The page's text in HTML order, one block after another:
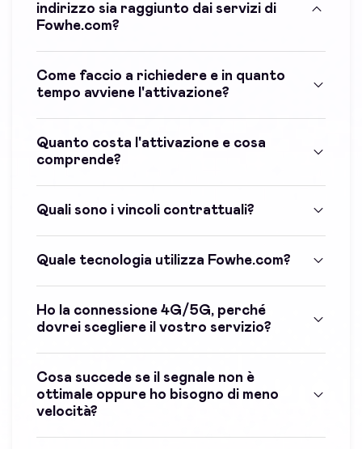
indirizzo sia raggiunto dai servizi di
Fowhe.com?
Come faccio a richiedere e in quanto
tempo avviene l'attivazione?
Quanto costa l'attivazione e cosa
comprende?
Quali sono i vincoli contrattuali?
Quale tecnologia utilizza Fowhe.com?
Ho la connessione 4G/5G, perché
dovrei scegliere il vostro servizio?
Cosa succede se il segnale non è
ottimale oppure ho bisogno di meno
velocità?